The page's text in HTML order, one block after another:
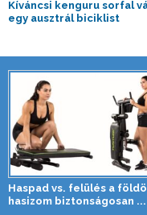
Kíváncsi kenguru sorfal
egy ausztrál biciklist
Haspad vs. felülés a
hasizom biztonságosan ...